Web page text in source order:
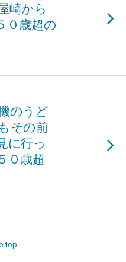
崎から
０歳超の
のうど
その前
に行っ
０歳超
top